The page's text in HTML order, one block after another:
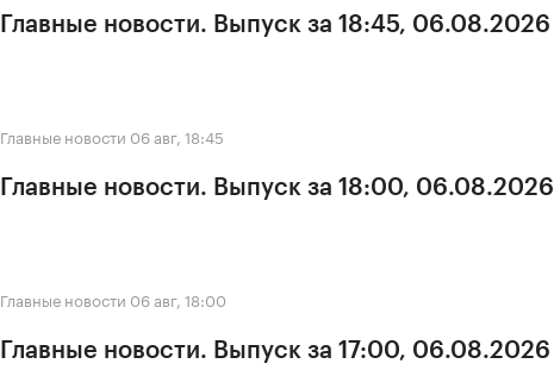
Главные новости. Выпуск за 18:45, 06.08.2026
Главные новости 06 авг, 18:45
Главные новости. Выпуск за 18:00, 06.08.2026
Главные новости 06 авг, 18:00
Главные новости. Выпуск за 17:00, 06.08.2026